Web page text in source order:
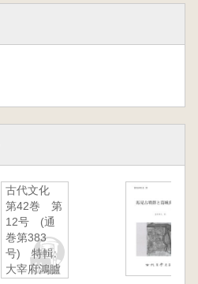
古代文化
第42巻 第
12号 (通
巻第383
号) 特輯:
大宰府鴻臚